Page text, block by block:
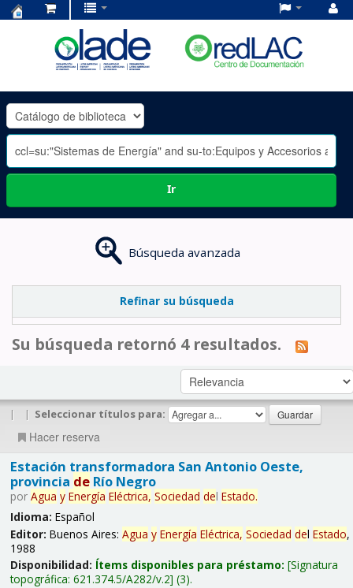
OLADE
-
Ir
Búsqueda avanzada
Refinar su búsqueda
Su búsqueda retornó 4 resultados.
| | Seleccionar títulos para:
Hacer reserva
Estación transformadora San Antonio Oeste,
provincia deRío Negro
por Agua y Energía Eléctrica, Sociedad del Estado.
Idioma: Español
Editor: Buenos Aires: Agua y Energía Eléctrica, Sociedad del Estado,
1988
Disponibilidad: Ítems disponibles para préstamo: Signatura
topográfica: 621.374.5/A282/v.2 (3).